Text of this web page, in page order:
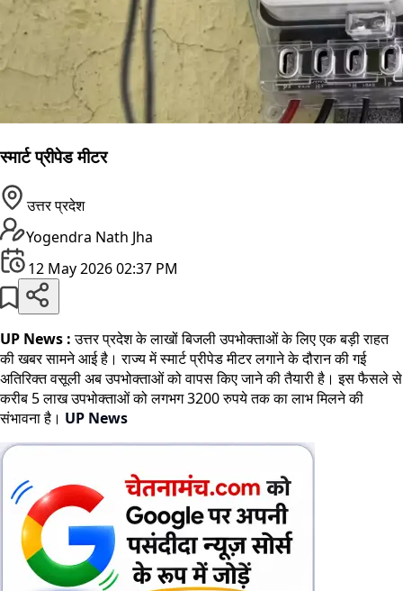
स्मार्ट प्रीपेड मीटर
उत्तर प्रदेश
Yogendra Nath Jha
12 May 2026 02:37 PM
UP News :उत्तर प्रदेश के लाखों बिजली उपभोक्ताओं के लिए एक बड़ी राहत
की खबर सामने आई है। राज्य में स्मार्ट प्रीपेड मीटर लगाने के दौरान की गई
अतिरिक्त वसूली अब उपभोक्ताओं को वापस किए जाने की तैयारी है। इस फैसले से
करीब 5 लाख उपभोक्ताओं को लगभग 3200 रुपये तक का लाभ मिलने की
संभावना है। UP News